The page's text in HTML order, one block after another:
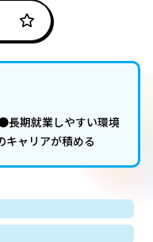
長期就業しやすい環境
ャリアが積める